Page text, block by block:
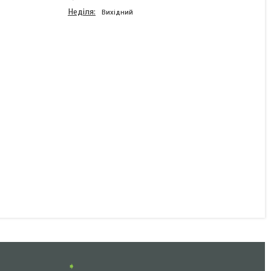
Неділя Вихідний
➧